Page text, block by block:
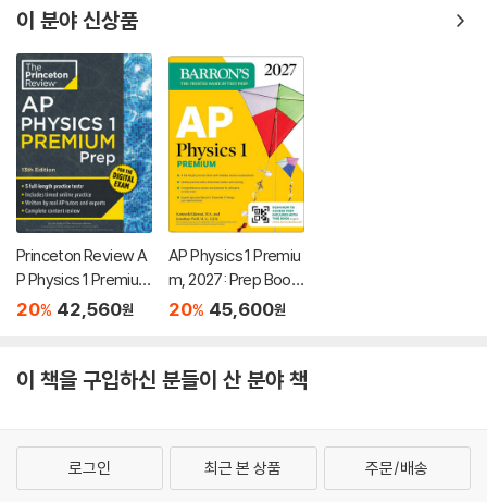
이 분야 신상품
Princeton Review A
P Physics 1 Premium
Prep, 13th Edition: 5
+ Content Review
20% 42,560원
AP Physics 1 Premiu
m, 2027: Prep Book
with 4 Practice Test
ctice
20% 45,600원
이 책을 구입하신 분들이 산 분야 책
로그인 최근 본 상품 주문/배송